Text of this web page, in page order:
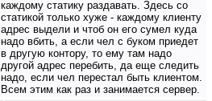
каждому статику раздавать. Здесь со
статикой только хуже - каждому клиенту
адрес выдели и чтоб он его сумел куда
надо вбить, а если чел с буком приедет
в другую контору, то ему там надо
другой адрес перебить, да еще следить
надо, если чел перестал быть клиентом.
Всем этим как раз и занимается сервер.